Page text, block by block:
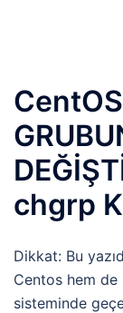
chgrp
Dikkat: Bu
Centos hem de
sisteminde